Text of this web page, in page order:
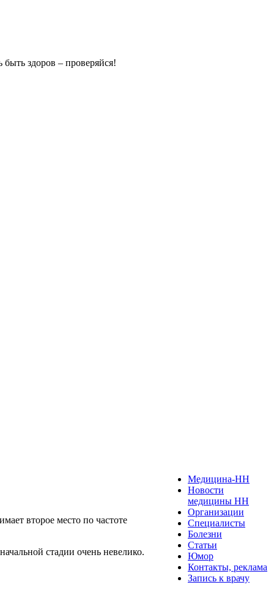
здоров – проверяйся!
второе место по частоте
стадии очень невелико.
Медицина-НН
Новости
медицины НН
Организации
Специалисты
Болезни
Статьи
Юмор
Контакты, реклама
Запись к врачу